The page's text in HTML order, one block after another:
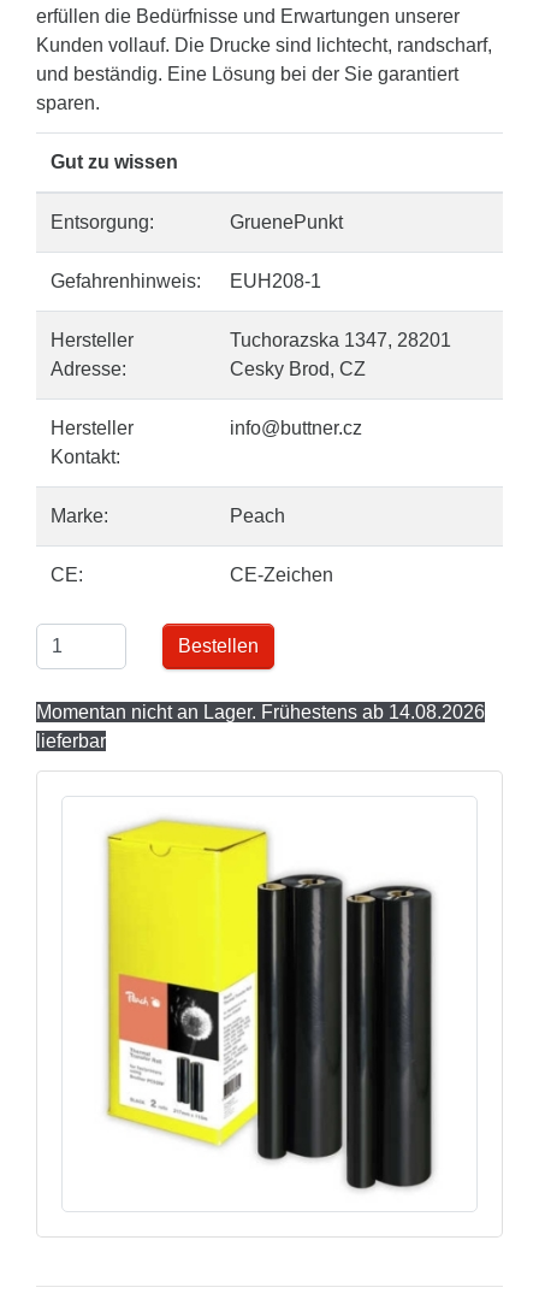
erfüllen die Bedürfnisse und Erwartungen unserer
Kunden vollauf. Die Drucke sind lichtecht, randscharf,
und beständig. Eine Lösung bei der Sie garantiert
sparen.
Gut zu wissen
Entsorgung: GruenePunkt
Gefahrenhinweis: EUH208-1
Hersteller
Adresse:
Tuchorazska 1347, 28201
Cesky Brod, CZ
Hersteller
Kontakt:
info@buttner.cz
Marke: Peach
CE: CE-Zeichen
Bestellen
Momentan nicht an Lager. Frühestens ab 14.08.2026
lieferbar